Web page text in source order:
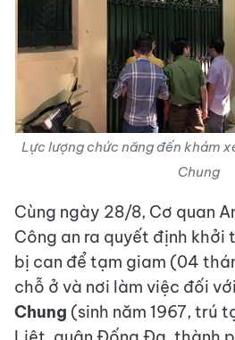
Lực lượng chức năng đến khám
Chung
Cùng ngày 28/8, Cơ quan
Công an ra quyết định khởi
bị can để tạm giam (04
chỗ ở và nơi làm việc đối
Chung (sinh năm 1967, trú